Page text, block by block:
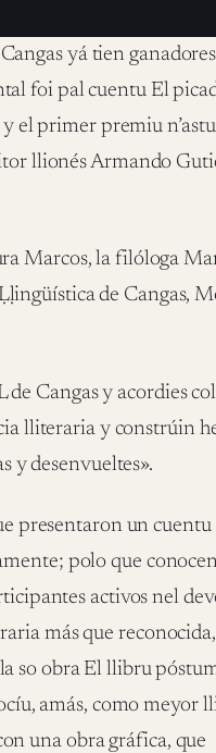
yá tien
foi pal cuentu El
el primer premiu
llionés Armando
Marcos, la filóloga
de Cangas,
de Cangas y acordies
lliteraria y constrúin
y desenvueltes».
presentaron un cuentu
polo que
activos nel
más que reconocida,
so obra El llibru
amás, como meyor
una obra gráfica, que